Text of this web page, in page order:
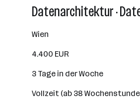
Datenarchitektur ·
Wien
4.400 EUR
3 Tage in der Woche
Vollzeit (ab 38